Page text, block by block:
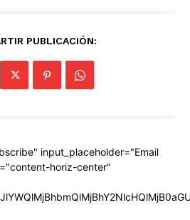
PUBLICACIÓN:
input_placeholder="Email
horiz-center"